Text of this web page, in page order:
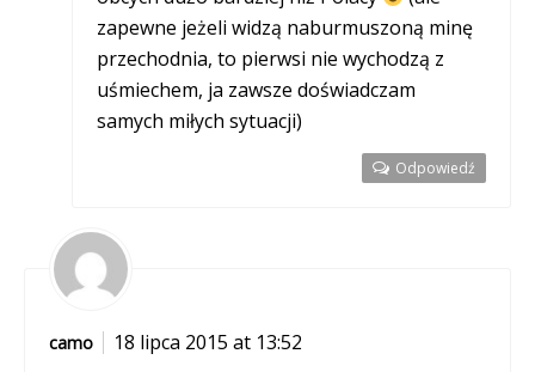
zapewne jeżeli widzą naburmuszoną minę
przechodnia, to pierwsi nie wychodzą z
uśmiechem, ja zawsze doświadczam
samych miłych sytuacji)
Odpowiedź
camo
18 lipca 2015 at 13:52